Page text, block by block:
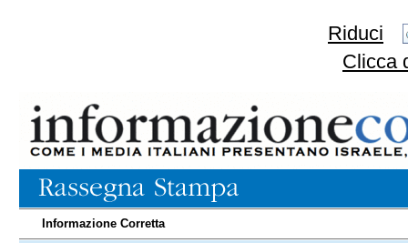
Riduci
Clicca
Informazione Corretta